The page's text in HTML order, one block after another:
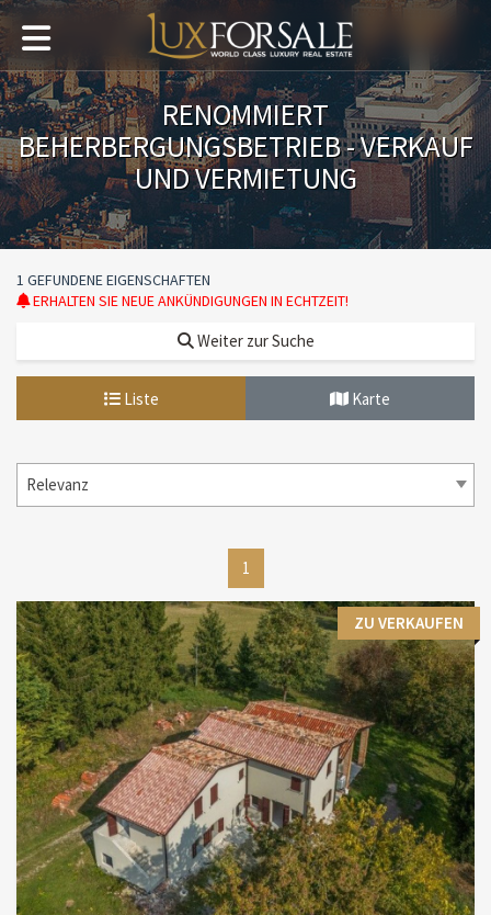
RENOMMIERT
BEHERBERGUNGSBETRIEB - VERKAUF
UND VERMIETUNG
1 GEFUNDENE EIGENSCHAFTEN
ERHALTEN SIE NEUE ANKÜNDIGUNGEN IN ECHTZEIT!
Weiter zur Suche
Liste Karte
Relevanz
1
ZU VERKAUFEN